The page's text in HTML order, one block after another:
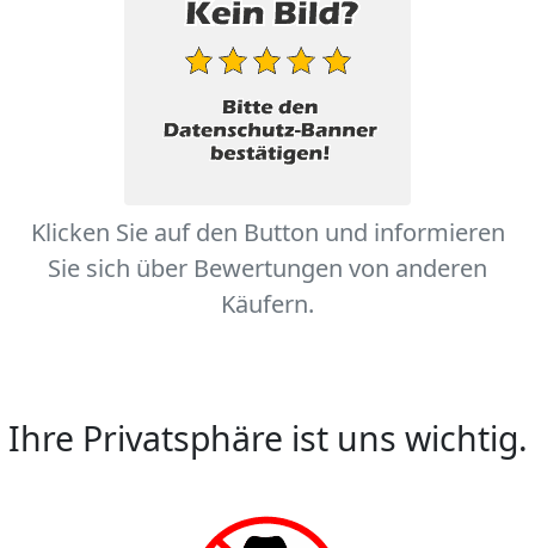
Klicken Sie auf den Button und informieren
Sie sich über Bewertungen von anderen
Käufern.
Ihre Privatsphäre ist uns wichtig.